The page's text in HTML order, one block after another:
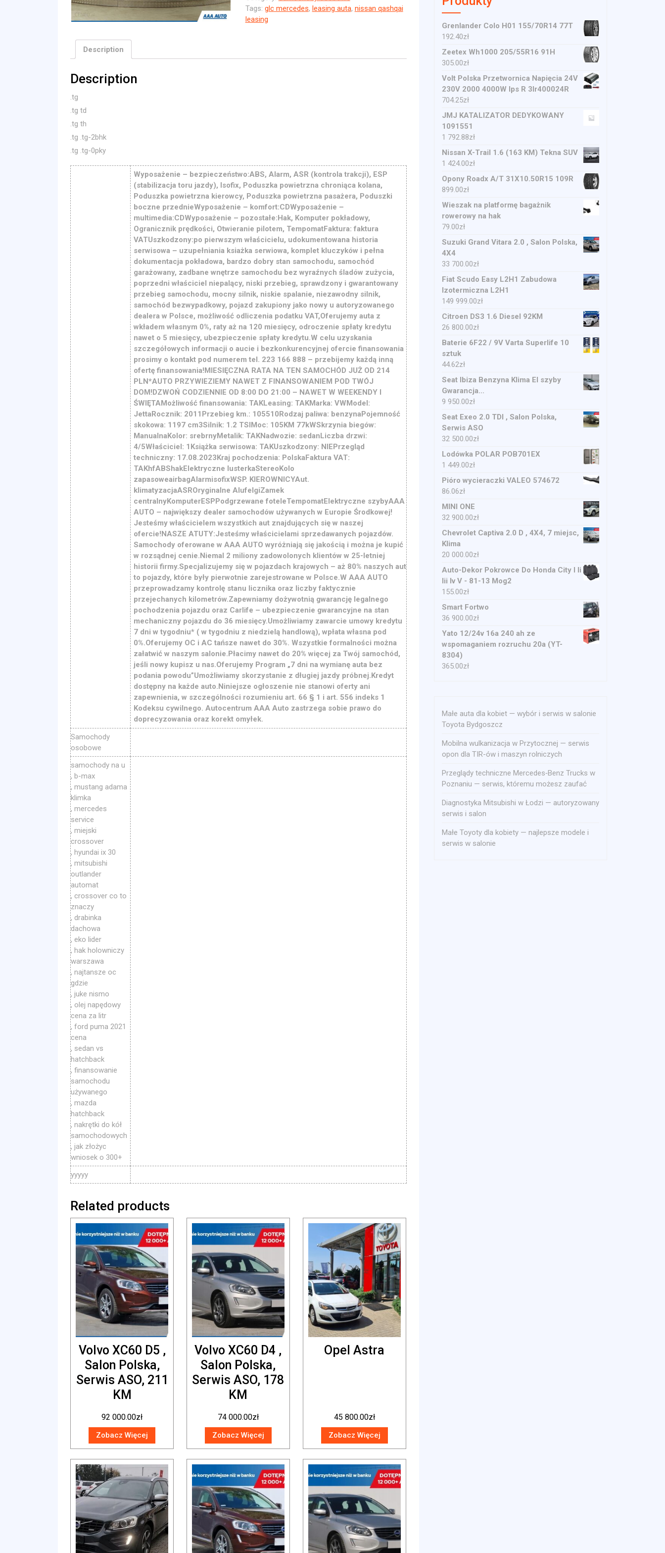
Tags: glc mercedes, leasing auta, nissan qashqai
leasing
Description
Description
.tg
.tg td
.tg th
.tg .tg-2bhk
.tg .tg-0pky
Wyposażenie – bezpieczeństwo:ABS, Alarm, ASR (kontrola trakcji), ESP
(stabilizacja toru jazdy), Isofix, Poduszka powietrzna chroniąca kolana,
Poduszka powietrzna kierowcy, Poduszka powietrzna pasażera, Poduszki
boczne przednieWyposażenie – komfort:CDWyposażenie –
multimedia:CDWyposażenie – pozostałe:Hak, Komputer pokładowy,
Ogranicznik prędkości, Otwieranie pilotem, TempomatFaktura: faktura
VATUszkodzony:po pierwszym właścicielu, udokumentowana historia
serwisowa – uzupełniania ksiażka serwiowa, komplet kluczyków i pełna
dokumentacja pokładowa, bardzo dobry stan samochodu, samochód
garażowany, zadbane wnętrze samochodu bez wyraźnych śladów zużycia,
poprzedni właściciel niepalący, niski przebieg, sprawdzony i gwarantowany
przebieg samochodu, mocny silnik, niskie spalanie, niezawodny silnik,
samochód bezwypadkowy, pojazd zakupiony jako nowy u autoryzowanego
dealera w Polsce, możliwość odliczenia podatku VAT,Oferujemy auta z
wkładem własnym 0%, raty aż na 120 miesięcy, odroczenie spłaty kredytu
nawet o 5 miesięcy, ubezpieczenie spłaty kredytu.W celu uzyskania
szczegółowych informacji o aucie i bezkonkurencyjnej ofercie finansowania
prosimy o kontakt pod numerem tel. 223 166 888 – przebijemy każdą inną
ofertę finansowania!MIESIĘCZNA RATA NA TEN SAMOCHÓD JUŻ OD 214
PLN*AUTO PRZYWIEZIEMY NAWET Z FINANSOWANIEM POD TWÓJ
DOM!DZWOŃ CODZIENNIE OD 8:00 DO 21:00 – NAWET W WEEKENDY I
ŚWIĘTAMożliwość finansowania: TAKLeasing: TAKMarka: VWModel:
JettaRocznik: 2011Przebieg km.: 105510Rodzaj paliwa: benzynaPojemność
skokowa: 1197 cm3Silnik: 1.2 TSIMoc: 105KM 77kWSkrzynia biegów:
ManualnaKolor: srebrnyMetalik: TAKNadwozie: sedanLiczba drzwi:
4/5Właściciel: 1Książka serwisowa: TAKUszkodzony: NIEPrzegląd
techniczny: 17.08.2023Kraj pochodzenia: PolskaFaktura VAT:
TAKhfABShakElektryczne lusterkaStereoKolo
zapasoweairbagAlarmisofixWSP. KIEROWNICYAut.
klimatyzacjaASROryginalne AlufelgiZamek
centralnyKomputerESPPodgrzewane foteleTempomatElektryczne szybyAAA
AUTO – największy dealer samochodów używanych w Europie Środkowej!
Jesteśmy właścicielem wszystkich aut znajdujących się w naszej
ofercie!NASZE ATUTY:Jesteśmy właścicielami sprzedawanych pojazdów.
Samochody oferowane w AAA AUTO wyróżniają się jakością i można je kupić
w rozsądnej cenie.Niemal 2 miliony zadowolonych klientów w 25-letniej
historii firmy.Specjalizujemy się w pojazdach krajowych – aż 80% naszych aut
to pojazdy, które były pierwotnie zarejestrowane w Polsce.W AAA AUTO
przeprowadzamy kontrolę stanu licznika oraz liczby faktycznie
przejechanych kilometrów.Zapewniamy dożywotnią gwarancję legalnego
pochodzenia pojazdu oraz Carlife – ubezpieczenie gwarancyjne na stan
mechaniczny pojazdu do 36 miesięcy.Umożliwiamy zawarcie umowy kredytu
7 dni w tygodniu* ( w tygodniu z niedzielą handlową), wpłata własna pod
0%.Oferujemy OC i AC tańsze nawet do 30%. Wszystkie formalności można
załatwić w naszym salonie.Płacimy nawet do 20% więcej za Twój samochód,
jeśli nowy kupisz u nas.Oferujemy Program „7 dni na wymianę auta bez
podania powodu”Umożliwiamy skorzystanie z długiej jazdy próbnej.Kredyt
dostępny na każde auto.Niniejsze ogłoszenie nie stanowi oferty ani
zapewnienia, w szczególności rozumieniu art. 66 § 1 i art. 556 indeks 1
Kodeksu cywilnego. Autocentrum AAA Auto zastrzega sobie prawo do
doprecyzowania oraz korekt omyłek.
Samochody
osobowe
samochody na u
, b-max
, mustang adama
klimka
, mercedes
service
, miejski
crossover
, hyundai ix 30
, mitsubishi
outlander
automat
, crossover co to
znaczy
, drabinka
dachowa
, eko lider
, hak holowniczy
warszawa
, najtansze oc
gdzie
, juke nismo
, olej napędowy
cena za litr
, ford puma 2021
cena
, sedan vs
hatchback
, finansowanie
samochodu
używanego
, mazda
hatchback
, nakrętki do kół
samochodowych
, jak złożyc
wniosek o 300+
yyyyy
Related products
Volvo XC60 D5 ,
Salon Polska,
Serwis ASO, 211
KM
92 000.00zł
Zobacz Więcej
Volvo XC60 D4 ,
Salon Polska,
Serwis ASO, 178
KM
74 000.00zł
Zobacz Więcej
Opel Astra
45 800.00zł
Zobacz Więcej
Grenlander Colo H01 155/70R14 77T
192.40zł
Zeetex Wh1000 205/55R16 91H
305.00zł
Volt Polska Przetwornica Napięcia 24V
230V 2000 4000W Ips R 3Ir400024R
704.25zł
JMJ KATALIZATOR DEDYKOWANY
1091551
1 792.88zł
Nissan X-Trail 1.6 (163 KM) Tekna SUV
1 424.00zł
Opony Roadx A/T 31X10.50R15 109R
899.00zł
Wieszak na platformę bagażnik
rowerowy na hak
79.00zł
Suzuki Grand Vitara 2.0 , Salon Polska,
4X4
33 700.00zł
Fiat Scudo Easy L2H1 Zabudowa
Izotermiczna L2H1
149 999.00zł
Citroen DS3 1.6 Diesel 92KM
26 800.00zł
Baterie 6F22 / 9V Varta Superlife 10
sztuk
44.62zł
Seat Ibiza Benzyna Klima El szyby
Gwarancja...
9 950.00zł
Seat Exeo 2.0 TDI , Salon Polska,
Serwis ASO
32 500.00zł
Lodówka POLAR POB701EX
1 449.00zł
Pióro wycieraczki VALEO 574672
86.06zł
MINI ONE
32 900.00zł
Chevrolet Captiva 2.0 D , 4X4, 7 miejsc,
Klima
20 000.00zł
Auto-Dekor Pokrowce Do Honda City I Ii
Iii Iv V - 81-13 Mog2
155.00zł
Smart Fortwo
36 900.00zł
Yato 12/24v 16a 240 ah ze
wspomaganiem rozruchu 20a (YT-
8304)
365.00zł
Małe auta dla kobiet — wybór i serwis w salonie
Toyota Bydgoszcz
Mobilna wulkanizacja w Przytocznej — serwis
opon dla TIR-ów i maszyn rolniczych
Przeglądy techniczne Mercedes‑Benz Trucks w
Poznaniu — serwis, któremu możesz zaufać
Diagnostyka Mitsubishi w Łodzi — autoryzowany
serwis i salon
Małe Toyoty dla kobiety — najlepsze modele i
serwis w salonie